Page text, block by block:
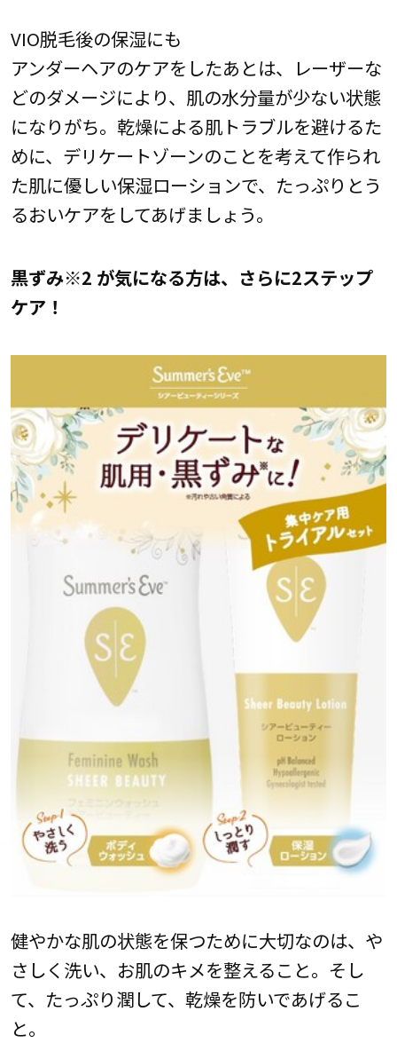
VIO脱毛後の保湿にも
アンダーヘアのケアをしたあとは、レーザーな
どのダメージにより、肌の水分量が少ない状態
になりがち。乾燥による肌トラブルを避けるた
めに、デリケートゾーンのことを考えて作られ
た肌に優しい保湿ローションで、たっぷりとう
るおいケアをしてあげましょう。
黒ずみ※2 が気になる方は、さらに2ステップ
ケア！
健やかな肌の状態を保つために大切なのは、や
さしく洗い、お肌のキメを整えること。そし
て、たっぷり潤して、乾燥を防いであげるこ
と。